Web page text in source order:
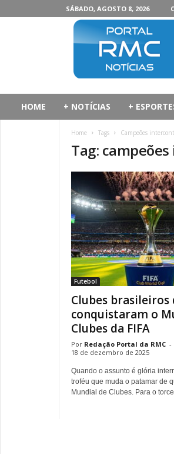
SÁBADO, AGOSTO 8, 2026
HOME + NOTÍCIAS +
Home Tags Campeões
Tag:
Futebol
Clubes brasileiros
conquistaram o
Clubes da FIFA
Redação Portal da RMC -
18 de dezembro de 2025
Quando o assunto é glória
troféu que muda o patamar de
Mundial de Clubes. Para o